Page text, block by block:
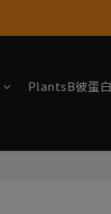
PlantsB彼蛋白